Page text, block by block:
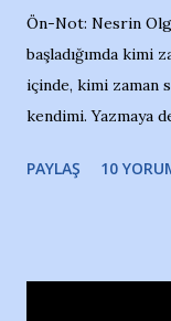
Ön-Not: Nesrin
başladığımda kimi
içinde, kimi zaman
kendimi. Yazmaya
Yazımı, ağlayarak
Nesrin’in
PAYLAŞ 10